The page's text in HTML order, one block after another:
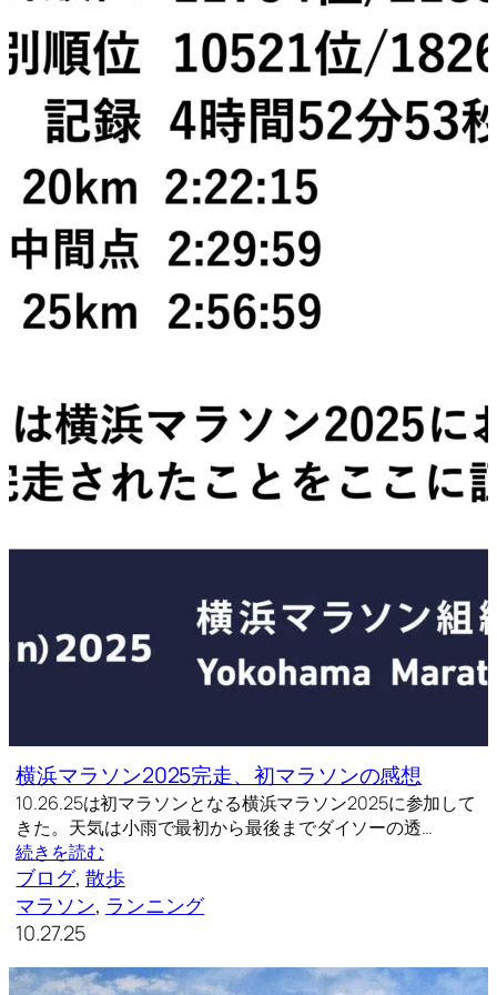
横浜マラソン2025完走、初マラソンの感想
10.26.25は初マラソンとなる横浜マラソン2025に参加して
きた。天気は小雨で最初から最後までダイソーの透…
続きを読む
ブログ, 散歩
マラソン, ランニング
10.27.25